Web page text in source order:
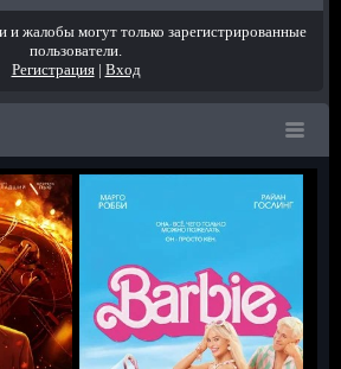
и жалобы могут только зарегистрированные
пользователи.
Регистрация| Вход